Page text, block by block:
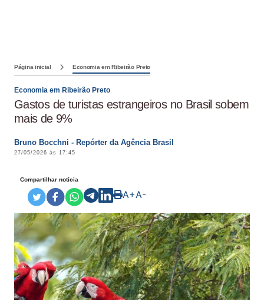
Página inicial Economia em Ribeirão Preto
Economia em Ribeirão Preto
Gastos de turistas estrangeiros no Brasil sobem
mais de 9%
Bruno Bocchni - Repórter da Agência Brasil
27/05/2026 às 17:45
Compartilhar notícia
A+A-